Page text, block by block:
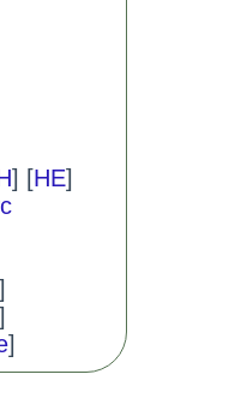
] [НЕ]
]
]